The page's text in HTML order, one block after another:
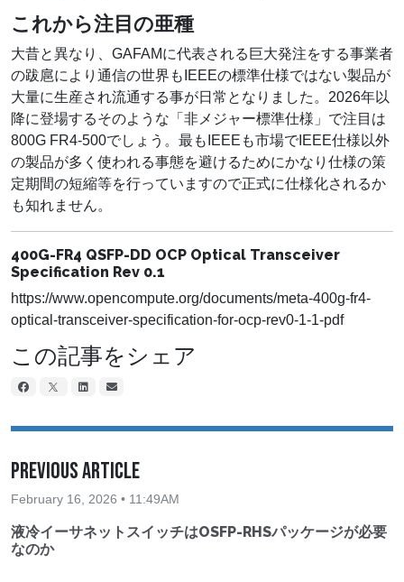
これから注目の亜種
大昔と異なり、GAFAMに代表される巨大発注をする事業者
の跋扈により通信の世界もIEEEの標準仕様ではない製品が
大量に生産され流通する事が日常となりました。2026年以
降に登場するそのような「非メジャー標準仕様」で注目は
800G FR4-500でしょう。最もIEEEも市場でIEEE仕様以外
の製品が多く使われる事態を避けるためにかなり仕様の策
定期間の短縮等を行っていますので正式に仕様化されるか
も知れません。
400G-FR4 QSFP-DD OCP Optical Transceiver
Specification Rev 0.1
https://www.opencompute.org/documents/meta-400g-fr4-
optical-transceiver-specification-for-ocp-rev0-1-1-pdf
この記事をシェア
Previous Article
February 16, 2026 • 11:49AM
液冷イーサネットスイッチはOSFP-RHSパッケージが必要
なのか